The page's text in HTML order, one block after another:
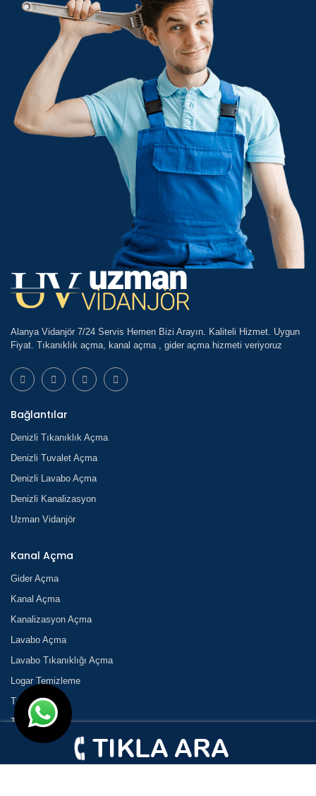
Alanya Vidanjör 7/24 Servis Hemen Bizi Arayın. Kaliteli Hizmet. Uygun
Fiyat. Tıkanıklık açma, kanal açma , gider açma hizmeti veriyoruz
Bağlantılar
Denizli Tıkanıklık Açma
Denizli Tuvalet Açma
Denizli Lavabo Açma
Denizli Kanalizasyon
Uzman Vidanjör
Kanal Açma
Gider Açma
Kanal Açma
Kanalizasyon Açma
Lavabo Açma
Lavabo Tıkanıklığı Açma
Logar Temizleme
Tıkanık Açma
Tıkanıklık
Tıkanıklık Açma
Tuvalet Açma